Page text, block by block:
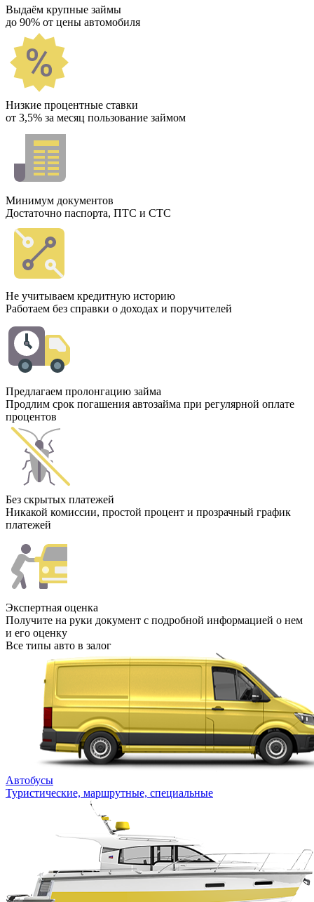
Выдаём крупные займы
до 90% от цены автомобиля
Низкие процентные ставки
от 3,5% за месяц пользование займом
Минимум документов
Достаточно паспорта, ПТС и СТС
Не учитываем кредитную историю
Работаем без справки о доходах и поручителей
Предлагаем пролонгацию займа
Продлим срок погашения автозайма при регулярной оплате
процентов
Без скрытых платежей
Никакой комиссии, простой процент и прозрачный график
платежей
Экспертная оценка
Получите на руки документ с подробной информацией о нем
и его оценку
Все типы авто в залог
Автобусы
Туристические, маршрутные, специальные